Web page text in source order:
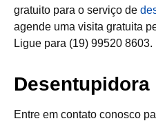
gratuito para o serviço de
agende uma visita gratuita
Ligue para (19) 99520 8603.
Desentupidora
Entre em contato conosco